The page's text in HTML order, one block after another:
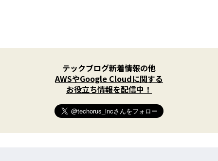
X
T
w
i
t
t
e
r
)
テックブログ新着情報の他
AWSやGoogle Cloudに関する
お役立ち情報を配信中！